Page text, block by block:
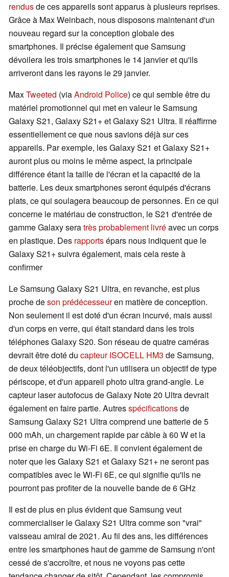
rendusde ces appareils sont apparus à plusieurs reprises.
Grâce à Max Weinbach, nous disposons maintenant d'un
nouveau regard sur la conception globale des
smartphones. Il précise également que Samsung
dévoilera les trois smartphones le 14 janvier et qu'ils
arriveront dans les rayons le 29 janvier.
MaxTweeted (viaAndroid Police) ce qui semble être du
matériel promotionnel qui met en valeur le Samsung
Galaxy S21, Galaxy S21+ et Galaxy S21 Ultra. Il réaffirme
essentiellement ce que nous savions déjà sur ces
appareils. Par exemple, les Galaxy S21 et Galaxy S21+
auront plus ou moins le même aspect, la principale
différence étant la taille de l'écran et la capacité de la
batterie. Les deux smartphones seront équipés d'écrans
plats, ce qui soulagera beaucoup de personnes. En ce qui
concerne le matériau de construction, le S21 d'entrée de
gamme Galaxy seratrès probablement livréavec un corps
en plastique. Des rapportsépars nous indiquent que le
Galaxy S21+ suivra également, mais cela reste à
confirmer
Le Samsung Galaxy S21 Ultra, en revanche, est plus
proche deson prédécesseuren matière de conception.
Non seulement il est doté d'un écran incurvé, mais aussi
d'un corps en verre, qui était standard dans les trois
téléphones Galaxy S20. Son réseau de quatre caméras
devrait être doté du capteur ISOCELL HM3 de Samsung,
de deux téléobjectifs, dont l'un utilisera un objectif de type
périscope, et d'un appareil photo ultra grand-angle. Le
capteur laser autofocus de Galaxy Note 20 Ultra devrait
également en faire partie. Autresspécificationsde
Samsung Galaxy S21 Ultra comprend une batterie de 5
000 mAh, un chargement rapide par câble à 60 W et la
prise en charge du Wi-Fi 6E. Il convient également de
noter que les Galaxy S21 et Galaxy S21+ ne seront pas
compatibles avec le Wi-Fi 6E, ce qui signifie qu'ils ne
pourront pas profiter de la nouvelle bande de 6 GHz
Il est de plus en plus évident que Samsung veut
commercialiser le Galaxy S21 Ultra comme son "vrai"
vaisseau amiral de 2021. Au fil des ans, les différences
entre les smartphones haut de gamme de Samsung n'ont
cessé de s'accroître, et nous ne voyons pas cette